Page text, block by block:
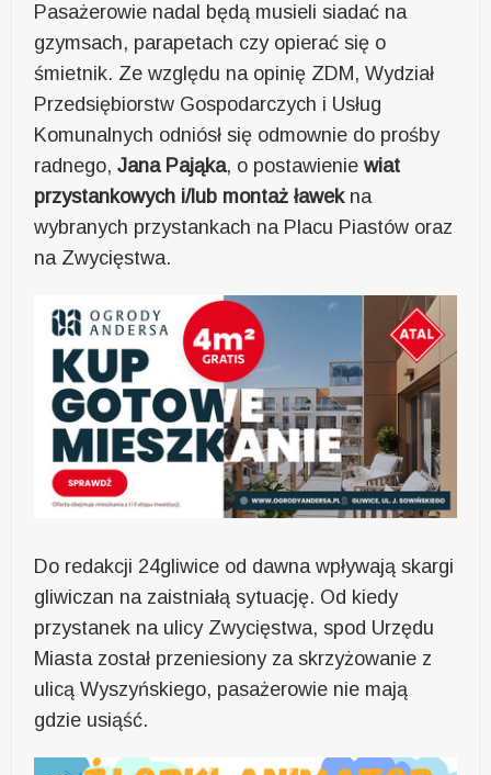
Pasażerowie nadal będą musieli siadać na
gzymsach, parapetach czy opierać się o
śmietnik. Ze względu na opinię ZDM, Wydział
Przedsiębiorstw Gospodarczych i Usług
Komunalnych odniósł się odmownie do prośby
radnego,Jana Pająka, o postawieniewiat
przystankowych i/lub montaż ławekna
wybranych przystankach na Placu Piastów oraz
na Zwycięstwa.
Do redakcji 24gliwice od dawna wpływają skargi
gliwiczan na zaistniałą sytuację. Od kiedy
przystanek na ulicy Zwycięstwa, spod Urzędu
Miasta został przeniesiony za skrzyżowanie z
ulicą Wyszyńskiego, pasażerowie nie mają
gdzie usiąść.